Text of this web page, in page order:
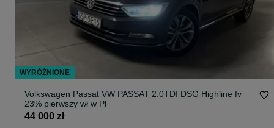
Volkswagen Passat VW PASSAT 2.0TDI DSG Highline fv
23% pierwszy wł w Pl
44 000 zł
WYRÓŻNIONE